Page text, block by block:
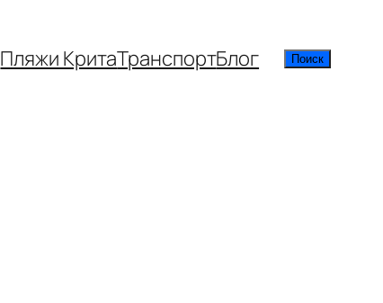
Пляжи КритаТранспортБлог Поиск
Поиск